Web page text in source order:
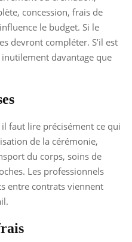
concession, frais de
le budget. Si le
devront compléter. S’il est
davantage que
faut lire précisément ce qui
de la cérémonie,
du corps, soins de
Les professionnels
entre contrats viennent